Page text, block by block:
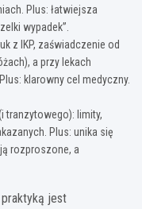
Plus: łatwiejsza
wypadek”.
z IKP, zaświadczenie od
a przy lekach
klarowny cel medyczny.
tranzytowego): limity,
Plus: unika się
rozproszone, a
jest